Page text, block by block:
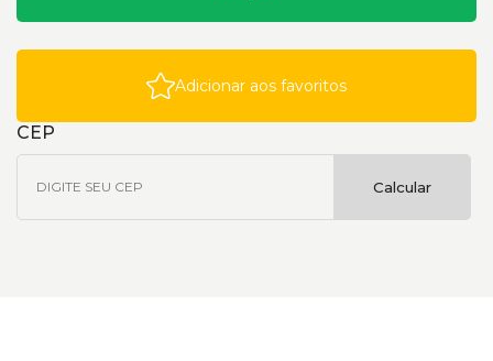
Adicionar aos favoritos
CEP
Calcular